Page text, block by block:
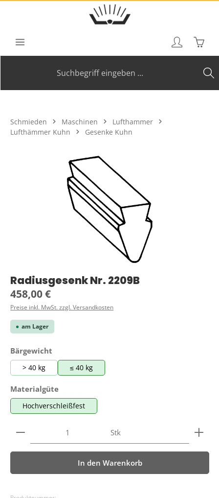
Zum Hauptinhalt springen
Schmieden Maschinen
Lufthammer
Lufthämmer Kuhn
Gesenke Kuhn
Bildergalerie überspringen
Radiusgesenk Nr. 2209B
Regulärer Preis:
458,00 €
Preise inkl. MwSt. zzgl. Versandkosten
am Lager
Bärgewicht
> 40 kg ≤ 40 kg
Materialgüteauswählen
Hochverschleißfest
Produkt Anzahl: Gib den gewünschten Wert ein
Stk
In den Warenkorb